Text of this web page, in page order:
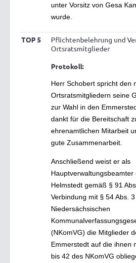
unter Vorsitz von Gesa
wurde.
TOP 5
Pflichtenbelehrung und
Ortsratsmitglieder
Protokoll:
Herr Schobert spricht den
Ortsratsmitgliedern seine
zur Wahl in den
dankt für die Bereitschaft
ehrenamtlichen Mitarbeit
gute Zusammenarbeit.
Anschließend weist er als
Hauptverwaltungsbeamter
Helmstedt gemäß § 91
Verbindung mit § 54 Abs.
Niedersächsischen
(NKomVG) die Mitglieder
Emmerstedt auf die ihnen
bis 42 des NKomVG